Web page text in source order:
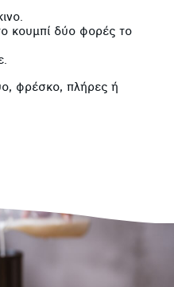
κουμπί δύο φορές το
φρέσκο, πλήρες ή